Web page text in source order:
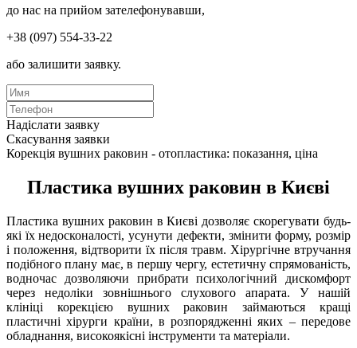
до нас на прийом зателефонувавши,
+38 (097) 554-33-22
або залишити заявку.
Надіслати заявку
Скасування заявки
Корекція вушних раковин - отопластика: показання, ціна
Пластика вушних раковин в Києві
Пластика вушних раковин в Києві дозволяє скорегувати будь-
які їх недосконалості, усунути дефекти, змінити форму, розмір
і положення, відтворити їх після травм. Хірургічне втручання
подібного плану має, в першу чергу, естетичну спрямованість,
водночас дозволяючи прибрати психологічний дискомфорт
через недоліки зовнішнього слухового апарата. У нашій
клініці корекцією вушних раковин займаються кращі
пластичні хірурги країни, в розпорядженні яких – передове
обладнання, високоякісні інструменти та матеріали.